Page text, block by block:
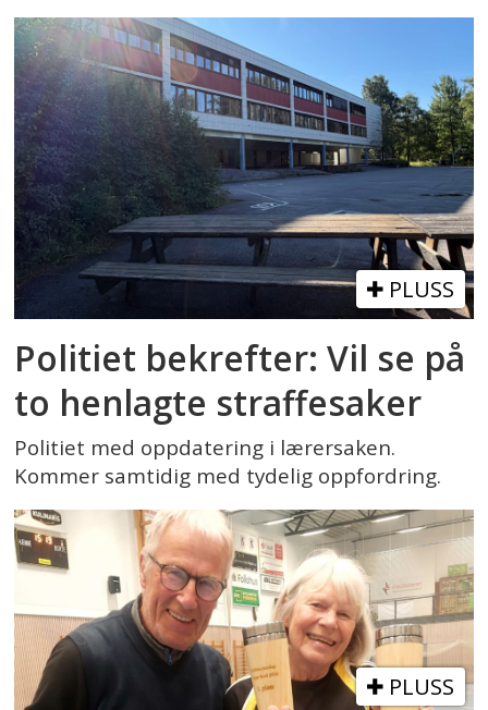
PLUSS
Politiet bekrefter: Vil se på
to henlagte straffesaker
Politiet med oppdatering i lærersaken.
Kommer samtidig med tydelig oppfordring.
PLUSS